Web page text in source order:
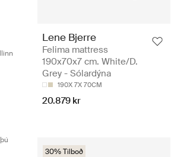
Lene Bjerre
Felima mattress
190x70x7 cm. White/D.
Grey - Sólardýna
190X 7X 70CM
20.879 kr
30% Tilboð